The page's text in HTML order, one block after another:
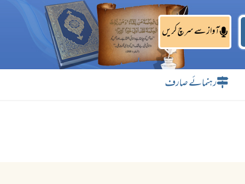
آواز سے سرچ کریں
رہنمائے صارف